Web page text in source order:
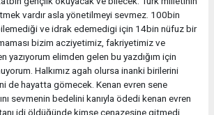
vardır asla yönetilmeyi sevmez. 100bin
ve idrak edemedigi için 14bin nüfuz bir
bizim acziyetimiz, fakriyetimiz ve
yazıyorum elimden gelen bu yazdığım için
Halkımız agah olursa inanki birilerini
de hayatta gömecek. Kenan evren sene
sevmenin bedelini kanıyla ödedi kenan evren
idi öldüğünde kimse cenazesine gitmedi